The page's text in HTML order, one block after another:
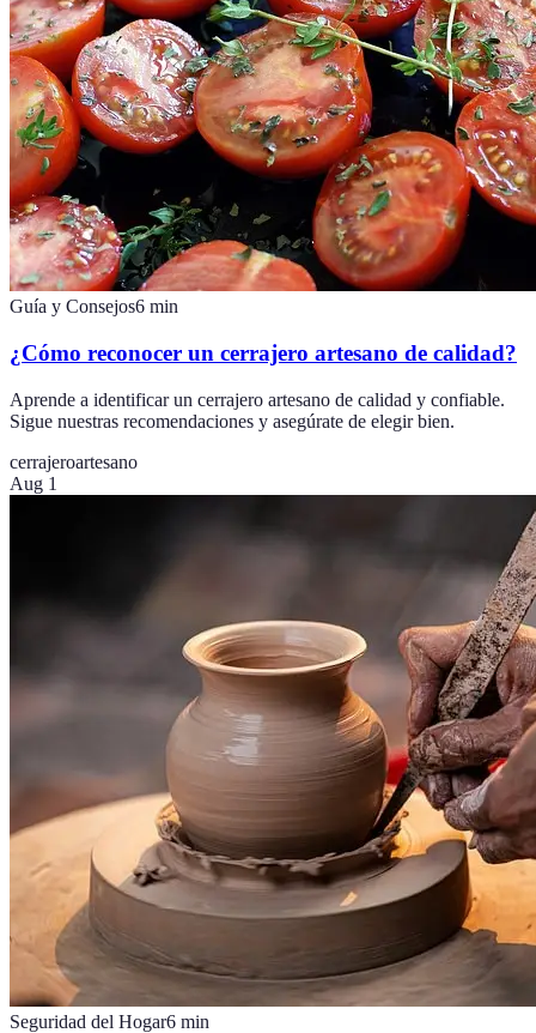
Guía y Consejos6 min
¿Cómo reconocer un cerrajero artesano de calidad?
Aprende a identificar un cerrajero artesano de calidad y confiable.
Sigue nuestras recomendaciones y asegúrate de elegir bien.
cerrajeroartesano
Aug 1
Seguridad del Hogar6 min